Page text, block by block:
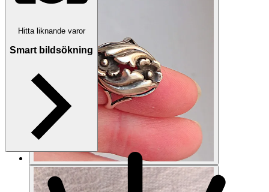
Hitta liknande varor
Smart bildsökning